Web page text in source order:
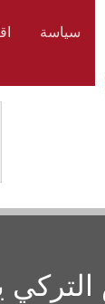
سياسة